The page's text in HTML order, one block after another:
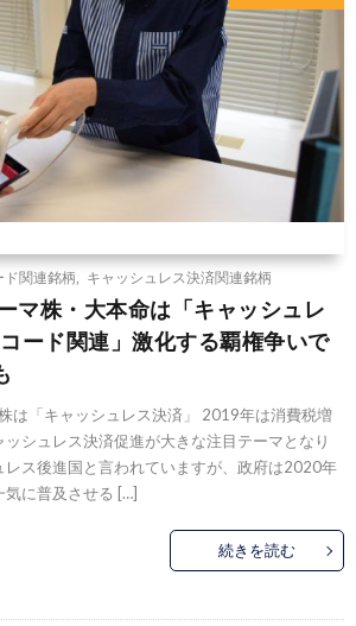
ド関連銘柄 キャッシュレス決済関連銘柄
マ株・大本命は「キャッシュレ
ード関連」激化する覇権争いで
は「キャッシュレス決済」 2019年は消費税増
シュレス決済促進が大きな注目テーマとなり
レス後進国と言われていますが、政府は2020年
気に普及させる […]
続きを読む